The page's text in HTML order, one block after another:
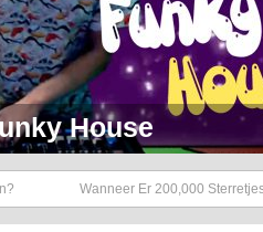
Soul Setje
Wanneer Er 200,000